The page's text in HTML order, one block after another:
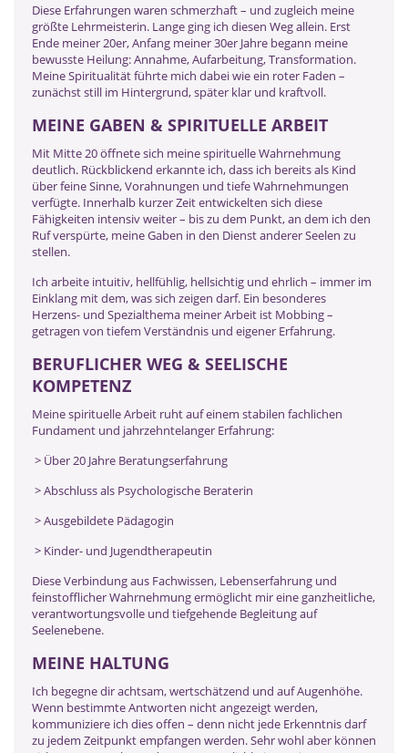
Diese Erfahrungen waren schmerzhaft – und zugleich meine
größte Lehrmeisterin. Lange ging ich diesen Weg allein. Erst
Ende meiner 20er, Anfang meiner 30er Jahre begann meine
bewusste Heilung: Annahme, Aufarbeitung, Transformation.
Meine Spiritualität führte mich dabei wie ein roter Faden –
zunächst still im Hintergrund, später klar und kraftvoll.
MEINE GABEN & SPIRITUELLE ARBEIT
Mit Mitte 20 öffnete sich meine spirituelle Wahrnehmung
deutlich. Rückblickend erkannte ich, dass ich bereits als Kind
über feine Sinne, Vorahnungen und tiefe Wahrnehmungen
verfügte. Innerhalb kurzer Zeit entwickelten sich diese
Fähigkeiten intensiv weiter – bis zu dem Punkt, an dem ich den
Ruf verspürte, meine Gaben in den Dienst anderer Seelen zu
stellen.
Ich arbeite intuitiv, hellfühlig, hellsichtig und ehrlich – immer im
Einklang mit dem, was sich zeigen darf. Ein besonderes
Herzens- und Spezialthema meiner Arbeit ist Mobbing –
getragen von tiefem Verständnis und eigener Erfahrung.
BERUFLICHER WEG & SEELISCHE
KOMPETENZ
Meine spirituelle Arbeit ruht auf einem stabilen fachlichen
Fundament und jahrzehntelanger Erfahrung:
> Über 20 Jahre Beratungserfahrung
> Abschluss als Psychologische Beraterin
> Ausgebildete Pädagogin
> Kinder- und Jugendtherapeutin
Diese Verbindung aus Fachwissen, Lebenserfahrung und
feinstofflicher Wahrnehmung ermöglicht mir eine ganzheitliche,
verantwortungsvolle und tiefgehende Begleitung auf
Seelenebene.
MEINE HALTUNG
Ich begegne dir achtsam, wertschätzend und auf Augenhöhe.
Wenn bestimmte Antworten nicht angezeigt werden,
kommuniziere ich dies offen – denn nicht jede Erkenntnis darf
zu jedem Zeitpunkt empfangen werden. Sehr wohl aber können